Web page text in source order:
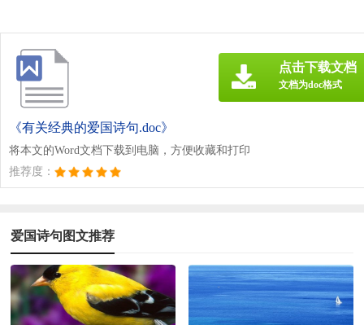
《有关经典的爱国诗句.doc》
将本文的Word文档下载到电脑，方便收藏和打印
推荐度：
点击下载文档
文档为doc格式
爱国诗句图文推荐